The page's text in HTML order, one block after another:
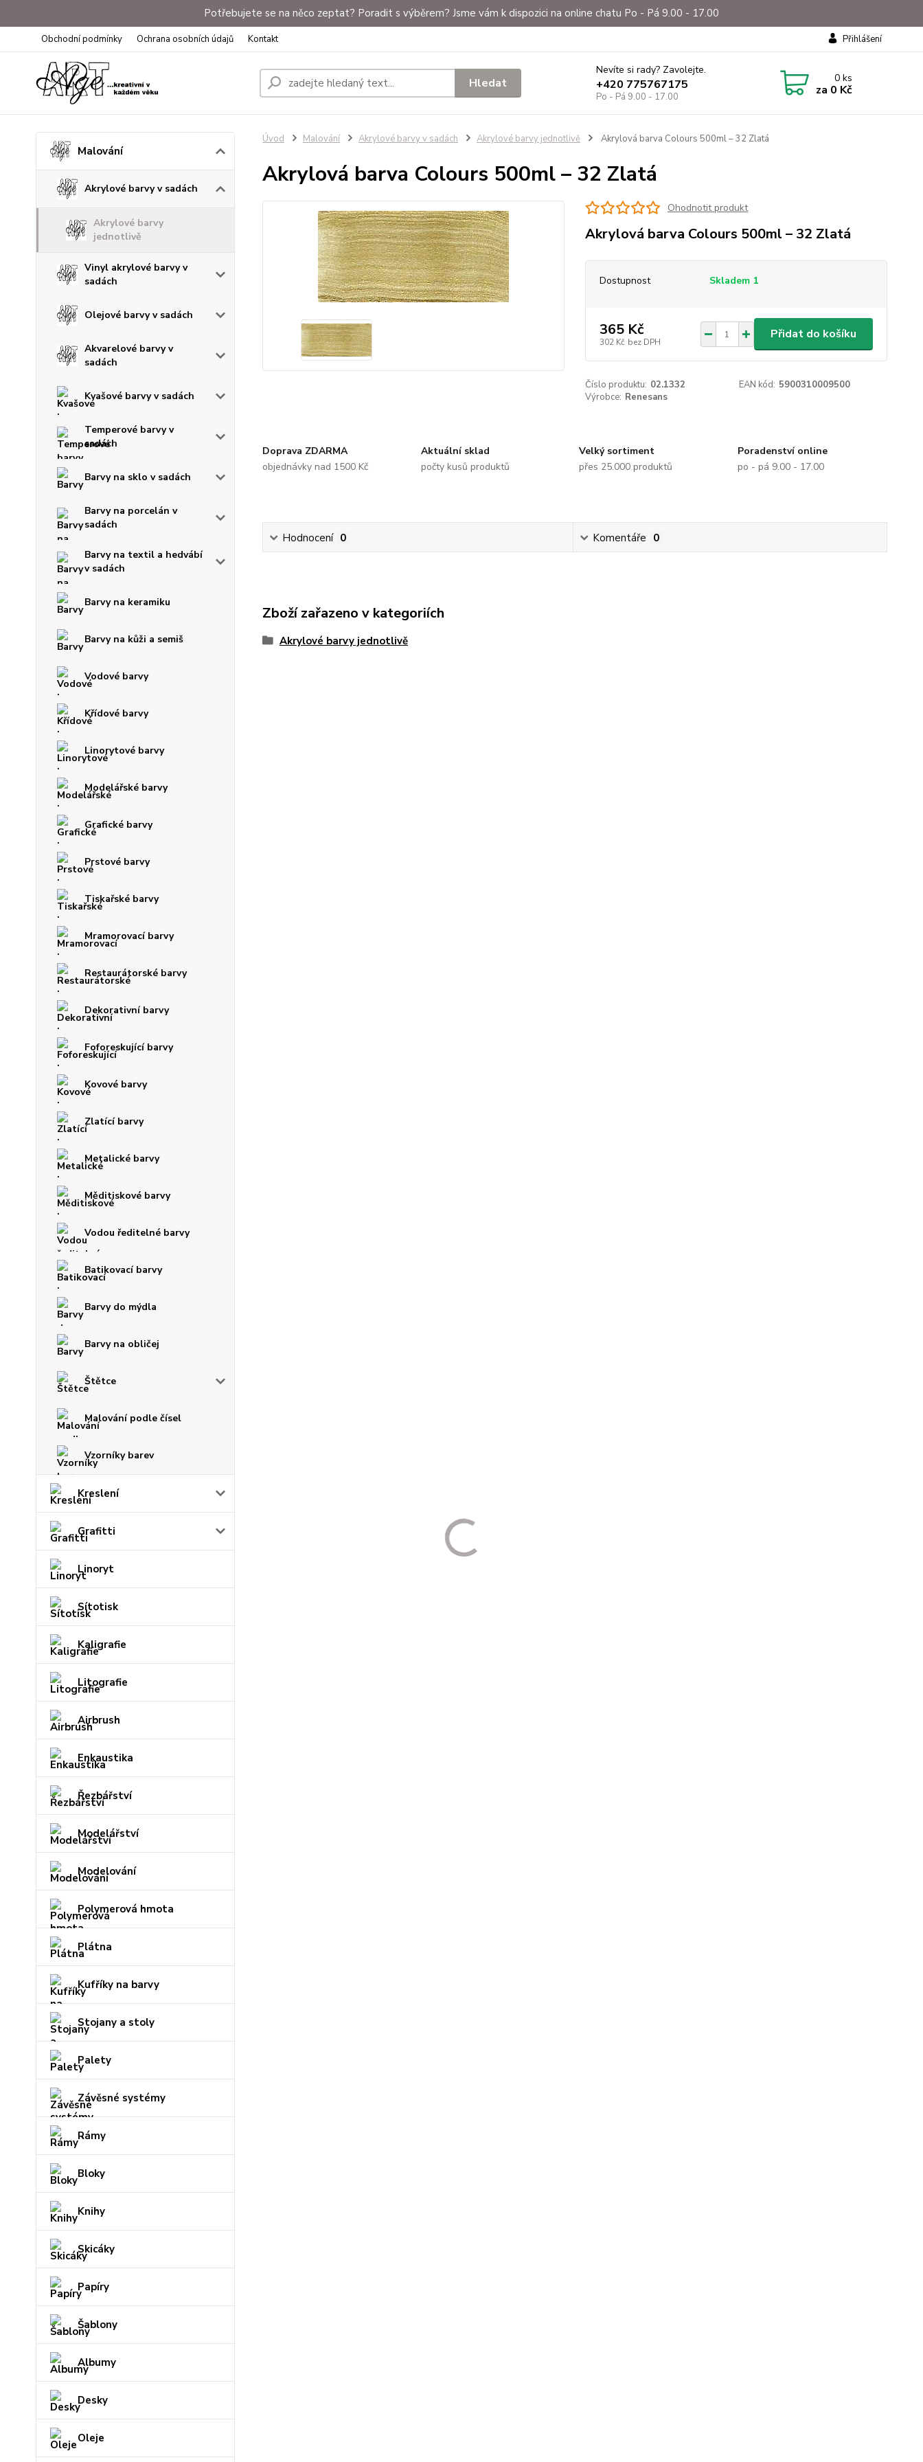
Potřebujete se na něco zeptat? Poradit s výběrem? Jsme vám k dispozici na online chatu Po - Pá 9.00 - 17.00
Obchodní podmínky Ochrana osobních údajů Kontakt Přihlášení
Hledat
Nevíte si rady? Zavolejte.
+420 775767175
Po - Pá 9.00 - 17.00
0ks
za 0 Kč
Malování
Akrylové barvy v sadách
Akrylové barvy
jednotlivě
Vinyl akrylové barvy v
sadách
Olejové barvy v sadách
Akvarelové barvy v
sadách
Kvašové barvy v sadách
Temperové barvy v
sadách
Barvy na sklo v sadách
Barvy na porcelán v
sadách
Barvy na textil a hedvábí
v sadách
Barvy na keramiku
Barvy na kůži a semiš
Vodové barvy
Křídové barvy
Linorytové barvy
Modelářské barvy
Grafické barvy
Prstové barvy
Tiskařské barvy
Mramorovací barvy
Restaurátorské barvy
Dekorativní barvy
Foforeskující barvy
Kovové barvy
Zlatící barvy
Metalické barvy
Měditiskové barvy
Vodou ředitelné barvy
Batikovací barvy
Barvy do mýdla
Barvy na obličej
Štětce
Malování podle čísel
Vzorníky barev
Kreslení
Grafitti
Linoryt
Sítotisk
Kaligrafie
Litografie
Airbrush
Enkaustika
Řezbářství
Modelářství
Modelování
Polymerová hmota
Plátna
Kufříky na barvy
Stojany a stoly
Palety
Závěsné systémy
Rámy
Bloky
Knihy
Skicáky
Papíry
Šablony
Albumy
Desky
Oleje
Úvod Malování Akrylové barvy v sadách Akrylové barvy jednotlivě Akrylová barva Colours 500ml – 32 Zlatá
Akrylová barva Colours 500ml – 32 Zlatá
Ohodnotit produkt
Akrylová barva Colours 500ml – 32 Zlatá
Dostupnost Skladem 1
365 Kč
302 Kč bez DPH
Přidat do košíku
Číslo produktu: 02.1332 EAN kód: 5900310009500
Výrobce: Renesans
Doprava ZDARMA
objednávky nad 1500 Kč
Aktuální sklad
počty kusů produktů
Velký sortiment
přes 25.000 produktů
Poradenství online
po - pá 9.00 - 17.00
Hodnocení 0 Komentáře 0
Zboží zařazeno v kategoriích
Akrylové barvy jednotlivě